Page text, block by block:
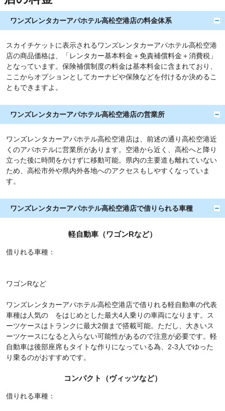
ワンズレンタカーアパホテル高松空港店の料金体系
スカイチケットに表示されるワンズレンタカーアパホテル高松空港
店の商品価格は、「レンタカー基本料金＋免責補償料金＋消費税」
となっています。保険補償制度の料金は基本料金に含まれており、
ここからオプションとしてカーナビや保険などを付けるか決めるこ
ともできますよ。
ワンズレンタカーアパホテル高松空港店の営業所
ワンズレンタカーアパホテル高松空港店は、前述の通り高松空港近
くのアパホテルに営業所があります。空港から近く、高松へと降り
立った後に時間をかけずに移動可能。県内の主要道も離れていない
ため、高松市外や県内外各地へのアクセスもしやすくなっていま
す。
ワンズレンタカーアパホテル高松空港店で借りられる車種
軽自動車（ワゴンRなど）
借りれる車種：
ワゴンRなど
ワンズレンタカーアパホテル高松空港店で借りれる軽自動車の代表
車種は人気の をはじめとした最大4人乗りの車両になります。ス
ーツケースはトランクに最大2個まで搭載可能。ただし、大きいス
ーツケースになると入らない可能性があるので注意が必要です。軽
自動車は後部座席もタイトな作りになっている為、2-3人でゆった
り乗るのがおすすめです。
コンパクト（ヴィッツなど）
借りれる車種：